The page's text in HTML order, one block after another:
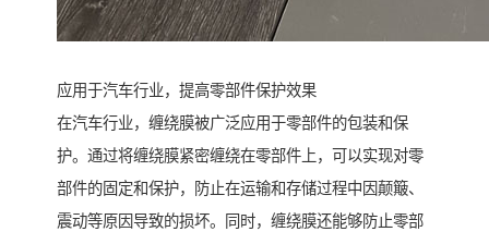
应用于汽车行业，提高零部件保护效果
在汽车行业，缠绕膜被广泛应用于零部件的包装和保
护。通过将缠绕膜紧密缠绕在零部件上，可以实现对零
部件的固定和保护，防止在运输和存储过程中因颠簸、
震动等原因导致的损坏。同时，缠绕膜还能够防止零部